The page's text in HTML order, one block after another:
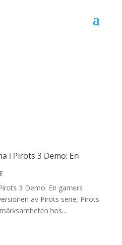
i Pirots 3 Demo: En
3 Demo: En gamers
av Pirots serie, Pirots
hos...